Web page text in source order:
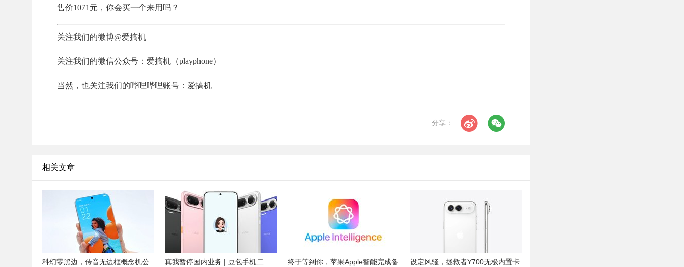
售价1071元，你会买一个来用吗？
关注我们的微博@爱搞机
关注我们的微信公众号：爱搞机（playphone）
当然，也关注我们的哔哩哔哩账号：爱搞机
分享：
相关文章
科幻零黑边，传音无边框概念机公 真我暂停国内业务 | 豆包手机二 终于等到你，苹果Apple智能完成备 设定风骚，拯救者Y700无极内置卡